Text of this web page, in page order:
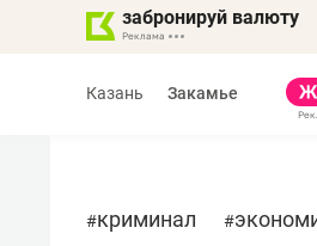
забронируй валюту
Казань Закамье
#криминал #